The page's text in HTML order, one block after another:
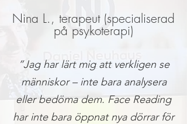
Nina L., terapeut (specialiserad
på psykoterapi)
”Jag har lärt mig att verkligen se
människor – inte bara analysera
eller bedöma dem. Face Reading
har inte bara öppnat nya dörrar för